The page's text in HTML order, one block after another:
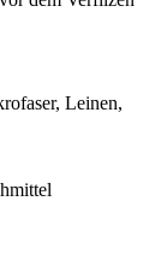
Leinen,